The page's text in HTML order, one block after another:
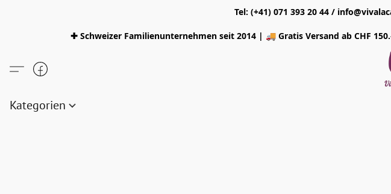
Tel: (+41) 071 393 20 44 /
✚ Schweizer Familienunternehmen seit 2014 | 🚚 Gratis Versand ab CHF
Kategorien